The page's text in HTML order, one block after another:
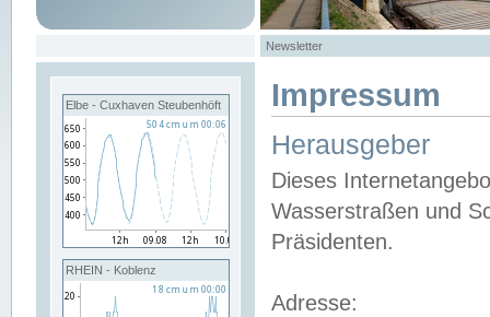
Newsletter
Elbe - Cuxhaven Steubenhöft
RHEIN - Koblenz
Impressum
Herausgeber
Dieses
Wasserstraßen und
Präsidenten.
Adresse: